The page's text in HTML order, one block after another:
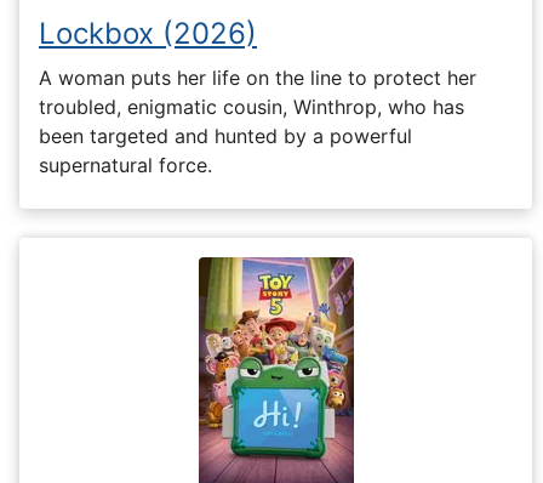
Lockbox (2026)
A woman puts her life on the line to protect her
troubled, enigmatic cousin, Winthrop, who has
been targeted and hunted by a powerful
supernatural force.